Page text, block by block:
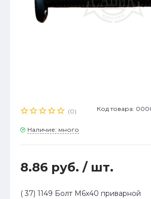
(0) Код товара:
Наличие: много
8.86 руб. / шт.
( 37) 1149 Болт М6х40 приварной